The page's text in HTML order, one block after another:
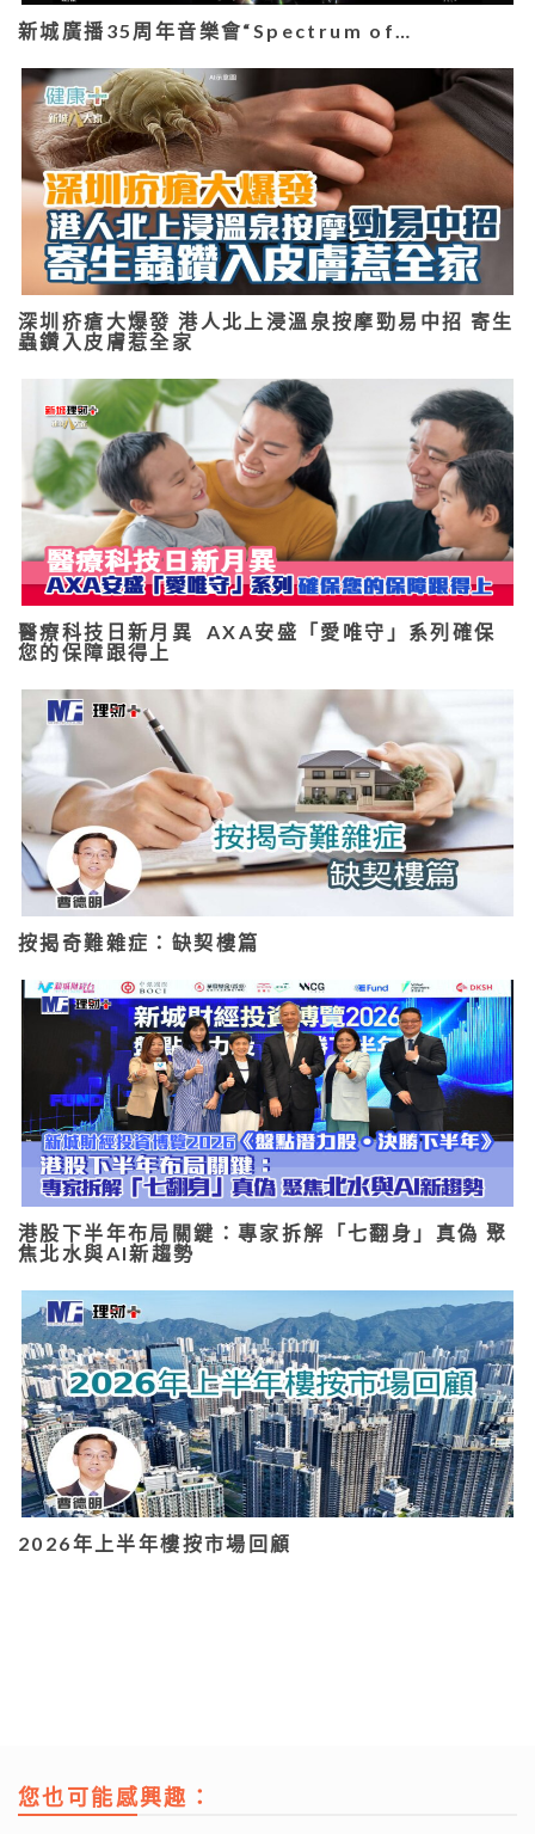
新城廣播35周年音樂會“Spectrum of…
深圳疥瘡大爆發 港人北上浸溫泉按摩勁易中招 寄生
蟲鑽入皮膚惹全家
醫療科技日新月異 AXA安盛「愛唯守」系列確保
您的保障跟得上
按揭奇難雜症：缺契樓篇
港股下半年布局關鍵：專家拆解「七翻身」真偽 聚
焦北水與AI新趨勢
2026年上半年樓按市場回顧
您也可能感興趣：